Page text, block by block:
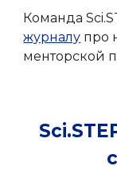
Команда
журналу про
менторской